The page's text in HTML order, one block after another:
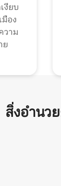
งียบ
มือง
วาม
ย
สิ่งอำนว